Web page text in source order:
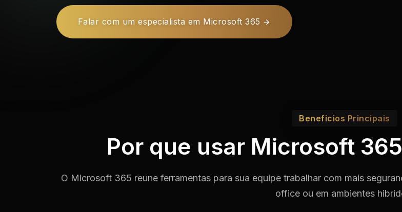
Falar com um especialista em Microsoft 365
Beneficios Principais
Por que usar Microsoft
O Microsoft 365 reune ferramentas para sua equipe trabalhar com mais
office ou em ambientes